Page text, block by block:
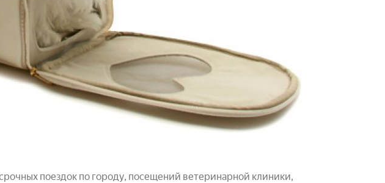
поездок по городу, посещений ветеринарной клиники,